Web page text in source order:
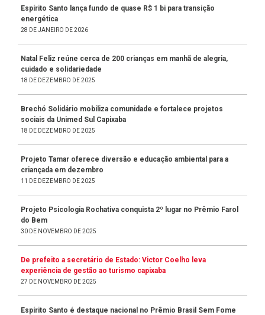
Espírito Santo lança fundo de quase R$ 1 bi para transição
energética
28 DE JANEIRO DE 2026
Natal Feliz reúne cerca de 200 crianças em manhã de alegria,
cuidado e solidariedade
18 DE DEZEMBRO DE 2025
Brechó Solidário mobiliza comunidade e fortalece projetos
sociais da Unimed Sul Capixaba
18 DE DEZEMBRO DE 2025
Projeto Tamar oferece diversão e educação ambiental para a
criançada em dezembro
11 DE DEZEMBRO DE 2025
Projeto Psicologia Rochativa conquista 2º lugar no Prêmio Farol
do Bem
30 DE NOVEMBRO DE 2025
De prefeito a secretário de Estado: Victor Coelho leva
experiência de gestão ao turismo capixaba
27 DE NOVEMBRO DE 2025
Espírito Santo é destaque nacional no Prêmio Brasil Sem Fome